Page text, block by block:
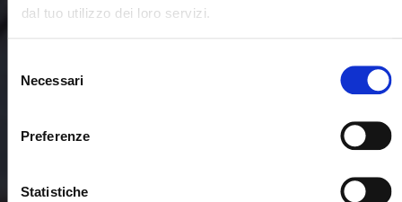
dal tuo utilizzo dei loro servizi.
delNecessari
Preferenze
Statistiche